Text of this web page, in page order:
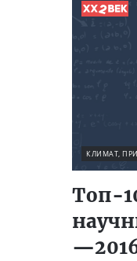
КЛИМАТ,
Топ-